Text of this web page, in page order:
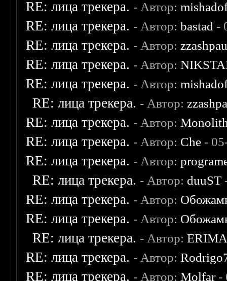
RE: лица трекера. - Автор:
RE: лица трекера. - Автор:bastad -
RE: лица трекера. - Автор:
RE: лица трекера. - Автор:
RE: лица трекера. - Автор:
RE: лица трекера. - Автор:
RE: лица трекера. - Автор:
RE: лица трекера. - Автор: Che -
RE: лица трекера. - Автор:
RE: лица трекера. - Автор: duuST
RE: лица трекера. - Автор:
RE: лица трекера. - Автор:
RE: лица трекера. - Автор:
RE: лица трекера. - Автор:
RE: лица трекера. - Автор:Molfar-